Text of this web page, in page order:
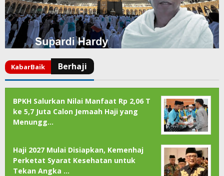
BPKH Salurkan Nilai Manfaat Rp 2,06 T
ke 5,7 Juta Calon Jemaah Haji yang
Menungg…
Haji 2027 Mulai Disiapkan, Kemenhaj
Perketat Syarat Kesehatan untuk
Tekan Angka …